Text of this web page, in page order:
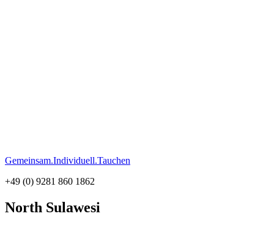
Gemeinsam.Individuell.Tauchen
+49 (0) 9281 860 1862
North Sulawesi